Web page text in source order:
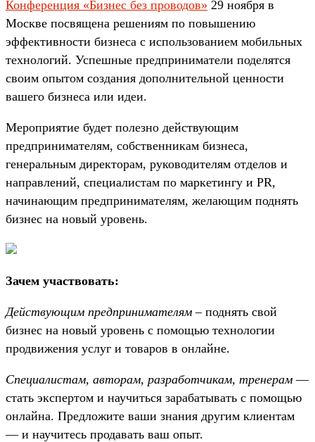
Конференция «Бизнес без проводов» 29 ноября в
Москве посвящена решениям по повышению
эффективности бизнеса с использованием мобильных
технологий. Успешные предприниматели поделятся
своим опытом создания дополнительной ценности
вашего бизнеса или идеи.
Мероприятие будет полезно действующим
предпринимателям, собственникам бизнеса,
генеральным директорам, руководителям отделов и
направлений, специалистам по маркетингу и PR,
начинающим предпринимателям, желающим поднять
бизнес на новый уровень.
Зачем участвовать:
Действующим предпринимателям – поднять свой
бизнес на новый уровень с помощью технологии
продвижения услуг и товаров в онлайне.
Специалистам, авторам, разработчикам, тренерам —
стать экспертом и научиться зарабатывать с помощью
онлайна. Предложите ваши знания другим клиентам
— и научитесь продавать ваш опыт.